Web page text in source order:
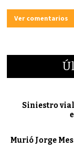
Ver comentarios
Siniestro
Murió Jorge